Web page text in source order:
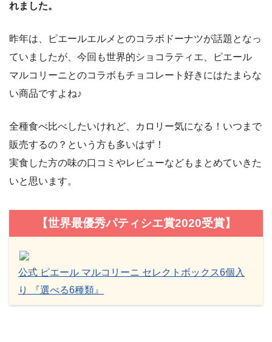
れました。
昨年は、ピエールエルメとのコラボドーナツが話題となっ
ていましたが、今回も世界的ショコラティエ、ピエール
マルコリーニとのコラボもチョコレート好きにはたまらな
い商品ですよね♪
全種食べ比べしたいけれど、カロリー気になる！いつまで
販売するの？という方も多いはず！
実食した方の味の口コミやレビューなどもまとめていきた
いと思います。
【世界最優秀パティシエ賞2020受賞】
公式 ピエール マルコリーニ セレクトボックス6個入
り 『選べる6種類』